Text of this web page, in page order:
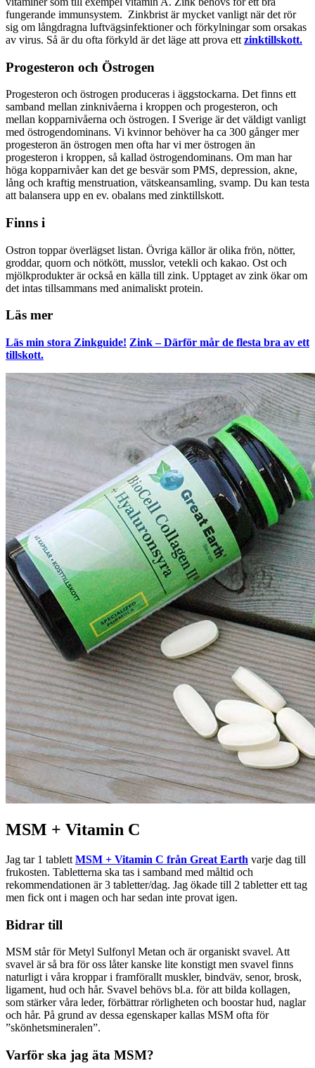
fungerande immunsystem. Zinkbrist är mycket vanligt när det rör
sig om långdragna luftvägsinfektioner och förkylningar som orsakas
av virus. Så är du ofta förkyld är det läge att prova ett zinktillskott.
Progesteron och Östrogen
Progesteron och östrogen produceras i äggstockarna. Det finns ett
samband mellan zinknivåerna i kroppen och progesteron, och
mellan kopparnivåerna och östrogen. I Sverige är det väldigt vanligt
med östrogendominans. Vi kvinnor behöver ha ca 300 gånger mer
progesteron än östrogen men ofta har vi mer östrogen än
progesteron i kroppen, så kallad östrogendominans. Om man har
höga kopparnivåer kan det ge besvär som PMS, depression, akne,
lång och kraftig menstruation, vätskeansamling, svamp. Du kan testa
att balansera upp en ev. obalans med zinktillskott.
Finns i
Ostron toppar överlägset listan. Övriga källor är olika frön, nötter,
groddar, quorn och nötkött, musslor, vetekli och kakao. Ost och
mjölkprodukter är också en källa till zink. Upptaget av zink ökar om
det intas tillsammans med animaliskt protein.
Läs mer
Läs min stora Zinkguide! Zink – Därför mår de flesta bra av ett
tillskott.
MSM + Vitamin C
Jag tar 1 tablett MSM + Vitamin C från Great Earth varje dag till
frukosten. Tabletterna ska tas i samband med måltid och
rekommendationen är 3 tabletter/dag. Jag ökade till 2 tabletter ett tag
men fick ont i magen och har sedan inte provat igen.
Bidrar till
MSM står för Metyl Sulfonyl Metan och är organiskt svavel. Att
svavel är så bra för oss låter kanske lite konstigt men svavel finns
naturligt i våra kroppar i framförallt muskler, bindväv, senor, brosk,
ligament, hud och hår. Svavel behövs bl.a. för att bilda kollagen,
som stärker våra leder, förbättrar rörligheten och boostar hud, naglar
och hår. På grund av dessa egenskaper kallas MSM ofta för
”skönhetsmineralen”.
Varför ska jag äta MSM?